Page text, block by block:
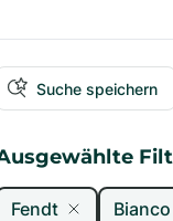
Suche speichern
Fendt